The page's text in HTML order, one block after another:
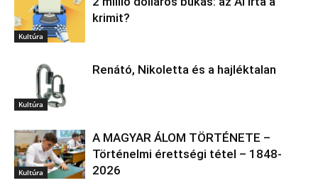
Kultúra
krimit?
Kultúra
Renátó, Nikoletta és a hajléktalan
Kultúra
A MAGYAR ÁLOM TÖRTÉNETE –
Történelmi érettségi tétel – 1848-
2026